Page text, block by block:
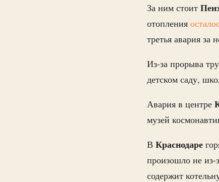
За ним стоит
отопления
третья авария за
Из-за прорыва
детском саду,
Авария в центре
музей
В Краснодаре
произошло не из-
содержит